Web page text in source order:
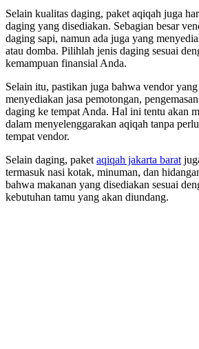
Selain kualitas daging, paket aqiqah juga
daging yang disediakan. Sebagian besar
daging sapi, namun ada juga yang
atau domba. Pilihlah jenis daging sesuai
kemampuan finansial Anda.
Selain itu, pastikan juga bahwa vendor
menyediakan jasa pemotongan,
daging ke tempat Anda. Hal ini tentu akan
dalam menyelenggarakan aqiqah tanpa
tempat vendor.
Selain daging, paket aqiqah jakarta barat
termasuk nasi kotak, minuman, dan
bahwa makanan yang disediakan sesuai
kebutuhan tamu yang akan diundang.